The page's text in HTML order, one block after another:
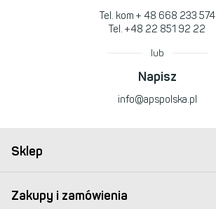
Tel. kom + 48 668 233 574
Tel. +48 22 851 92 22
lub
Napisz
info@apspolska.pl
Sklep
Zakupy i zamówienia